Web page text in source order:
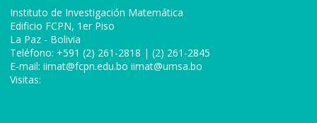
Instituto de Investigación Matemática
Edificio FCPN, 1er Piso
La Paz - Bolivia
Teléfono: +591 (2) 261-2818 | (2) 261-2845
E-mail: iimat@fcpn.edu.bo iimat@umsa.bo
Visitas: